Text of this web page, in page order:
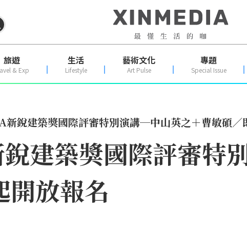
旅遊
& Exp
生活
Lifestyle
藝術文化
Art Pulse
專題
Special Issue
新銳建築獎國際評審特別演講─中山英之＋曹敏碩／
建築獎國際評審特
開放報名